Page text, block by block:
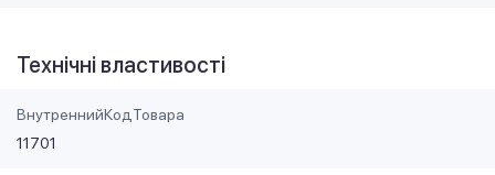
Технічні властивості
ВнутреннийКодТовара
11701